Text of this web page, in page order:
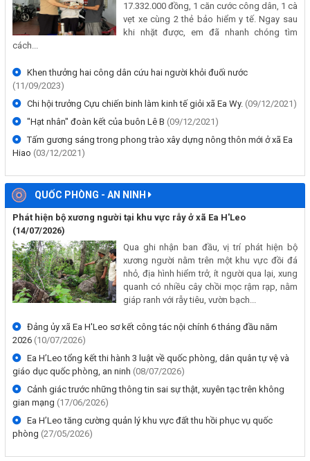
vẹt xe cùng 2 thẻ bảo hiểm y tế. Ngay sau
khi nhặt được, em đã nhanh chóng tìm
cách...
Khen thưởng hai công dân cứu hai người khỏi đuối nước
(11/09/2023)
Chi hội trưởng Cựu chiến binh làm kinh tế giỏi xã Ea Wy.
(09/12/2021)
"Hạt nhân" đoàn kết của buôn Lê B
(09/12/2021)
Tấm gương sáng trong phong trào xây dựng nông thôn mới ở xã Ea
Hiao
(03/12/2021)
QUỐC PHÒNG - AN NINH
Phát hiện bộ xương người tại khu vực rẫy ở xã Ea H'Leo
(14/07/2026)
Qua ghi nhận ban đầu, vị trí phát hiện bộ
xương người nằm trên một khu vực đồi đá
nhỏ, địa hình hiểm trở, ít người qua lại, xung
quanh có nhiều cây chồi mọc rậm rạp, nằm
giáp ranh với rẫy tiêu, vườn bạch...
Đảng ủy xã Ea H'Leo sơ kết công tác nội chính 6 tháng đầu năm
2026
(10/07/2026)
Ea H’Leo tổng kết thi hành 3 luật về quốc phòng, dân quân tự vệ và
giáo dục quốc phòng, an ninh
(08/07/2026)
Cảnh giác trước những thông tin sai sự thật, xuyên tạc trên không
gian mạng (17/06/2026)
Ea H’Leo tăng cường quản lý khu vực đất thu hồi phục vụ quốc
phòng
(27/05/2026)